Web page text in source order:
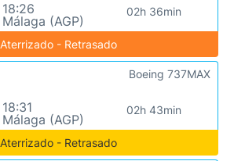
18:26
Málaga (AGP)
02h 36min
Aterrizado - Retrasado
18:31
Málaga (AGP)
02h 43min
Boeing 737MAX
Aterrizado - Retrasado